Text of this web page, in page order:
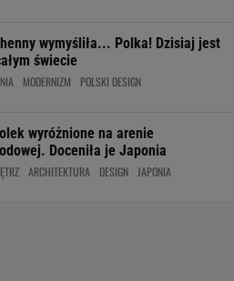
wymyśliła... Polka! Dzisiaj jest
świecie
MODERNIZM POLSKI DESIGN
wyróżnione na arenie
Doceniła je Japonia
ARCHITEKTURA DESIGN JAPONIA